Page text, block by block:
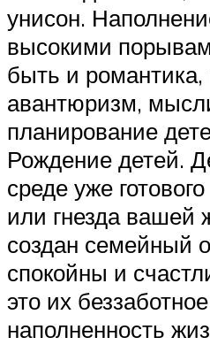
унисон.
высокими
быть и
авантюризм,
планирование
Рождение детей.
среде уже
или гнезда вашей
создан семейный
спокойны и
это их
наполненность